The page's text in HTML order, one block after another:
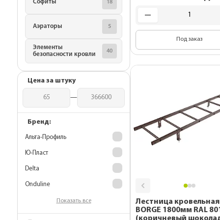
Комплектующие
Металлические
для монтажа
Подкровельная
Софиты 18
Аэраторы 5
Элементы
безопасности кровли
40
Цена за штуку
—
Бренд:
Альта-Профиль
Ю-Пласт
Delta
Onduline
Показать все
Под заказ
Лестница кровельная
BORGE 1800мм RAL 8017
(коричневый